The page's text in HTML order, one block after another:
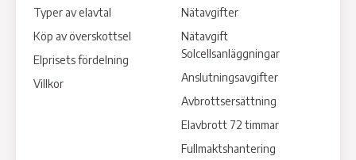
Typer av elavtal
Köp av överskottsel
Elprisets fördelning
Villkor
Nätavgifter
Nätavgift
Solcellsanläggningar
Anslutningsavgifter
Avbrottsersättning
Elavbrott 72 timmar
Fullmaktshantering